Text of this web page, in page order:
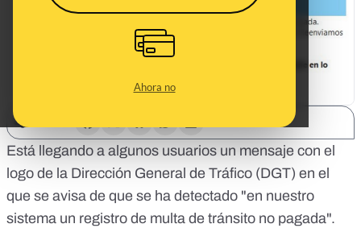
Ahora no
Está llegando a algunos usuarios un mensaje con el
logo de la Dirección General de Tráfico (DGT) en el
que se avisa de que se ha detectado "en nuestro
sistema un registro de multa de tránsito no pagada".